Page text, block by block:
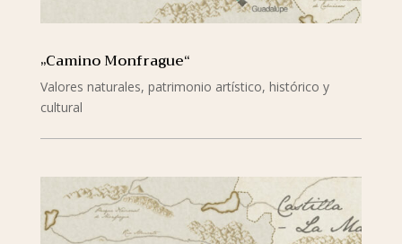
„Camino Monfrague“
Valores naturales, patrimonio artístico, histórico y
cultural